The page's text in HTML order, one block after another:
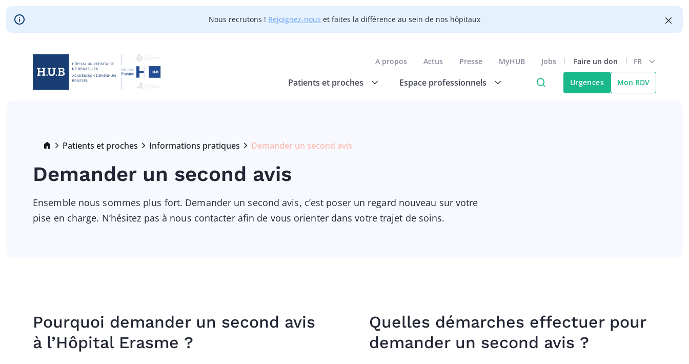
Skip to main content
Nous recrutons ! Rejoignez-nous et faites la différence au sein de nos hôpitaux
A propos Actus Presse MyHUB Jobs Faire un don FR
Patients et proches Espace professionnels Urgences Mon RDV
Breadcrumb
Patients et proches Informations pratiques
Current:
Demander un second avis
Demander un second avis
Ensemble nous sommes plus fort. Demander un second avis, c’est poser un regard nouveau sur votre
pise en charge. N’hésitez pas à nous contacter afin de vous orienter dans votre trajet de soins.
Pourquoi demander un second avis
à l’Hôpital Erasme ?
Quelles démarches effectuer pour
demander un second avis ?